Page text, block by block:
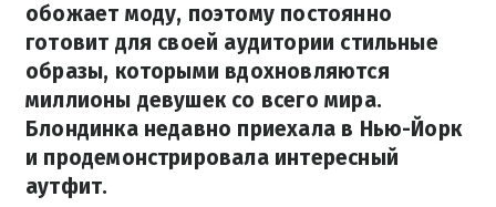
обожает моду, поэтому постоянно
готовит для своей аудитории стильные
образы, которыми вдохновляются
миллионы девушек со всего мира.
Блондинка недавно приехала в Нью-Йорк
и продемонстрировала интересный
аутфит.